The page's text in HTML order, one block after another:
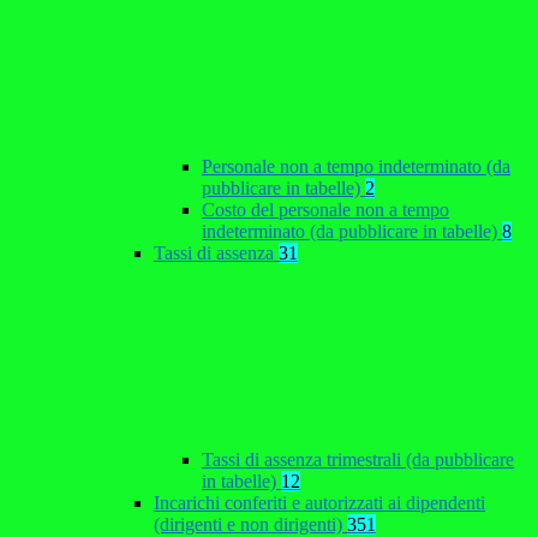
Personale non a tempo indeterminato (da
pubblicare in tabelle) 2
Costo del personale non a tempo
indeterminato (da pubblicare in tabelle) 8
Tassi di assenza 31
Tassi di assenza trimestrali (da pubblicare
in tabelle) 12
Incarichi conferiti e autorizzati ai dipendenti
(dirigenti e non dirigenti) 351